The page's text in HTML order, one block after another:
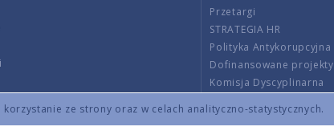
ze strony oraz w celach analityczno-statystycznych.
Przetargi
STRATEGIA HR
Polityka Antykorupcyjna
Dofinansowane projekty
Komisja Dyscyplinarna
Wnoszenie opłat